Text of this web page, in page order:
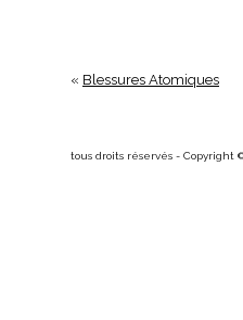
« Blessures Atomiques
tous droits réservés - Copyright